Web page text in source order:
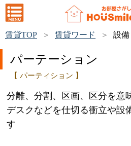
賃貸TOP 賃貸ワード 設備
パーテーション
【 パーティション 】
分離、分割、区画、区分を意
デスクなどを仕切る衝立や設
す